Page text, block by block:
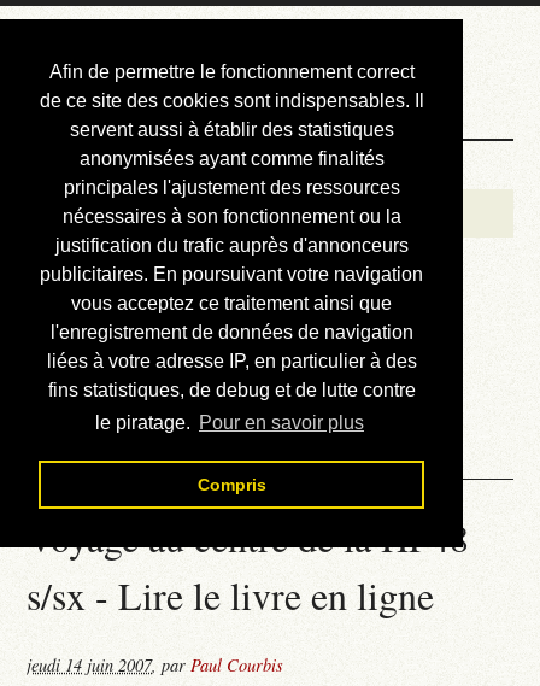
Afin de permettre le fonctionnement correct
de ce site des cookies sont indispensables. Il
servent aussi à établir des statistiques
anonymisées ayant comme finalités
principales l'ajustement des ressources
nécessaires à son fonctionnement ou la
justification du trafic auprès d'annonceurs
publicitaires. En poursuivant votre navigation
vous acceptez ce traitement ainsi que
l'enregistrement de données de navigation
liées à votre adresse IP, en particulier à des
fins statistiques, de debug et de lutte contre
le piratage. Pour en savoir plus
Compris
Courbis, « LE »
Blog Officiel
Bienvenue
Réalisations
Divers (et d’été)
Annonces
Liens externes
Téléchargement
Contact
Voyage au centre de la HP48
s/sx - Lire le livre en ligne
jeudi 14 juin 2007,parPaul Courbis